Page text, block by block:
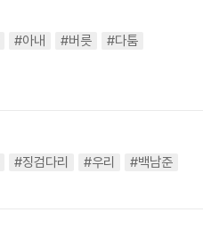
#아내 #버릇
#다툼
#징검다리 #우리 #백남준